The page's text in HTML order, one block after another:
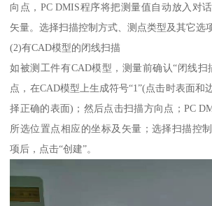
向点，PC DMIS程序将把测量值自动放入对
矢量。选择扫描控制方式、测点类型及其它选
(2)有CAD模型的闭线扫描
如被测工件有CAD模型，测量前确认“闭线扫
点，在CAD模型上生成符号“1”(点击时表面和
择正确的表面)；然后点击扫描方向点；PC
所选位置点相应的坐标及矢量；选择扫描控
项后，点击“创建”。